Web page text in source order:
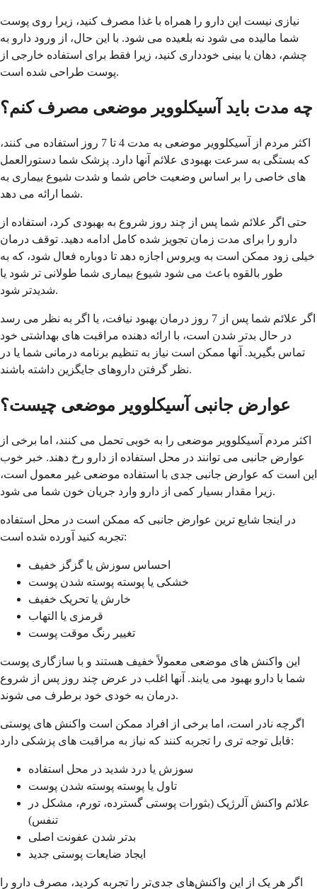
نیازی نیست این دارو را همراه با غذا مصرف کنید، زیرا روی پوست
شما مالیده می شود نه بلعیده می شود. با این حال، از ورود دارو به
چشم، دهان یا بینی خودداری کنید، زیرا فقط برای استفاده خارجی از
پوست طراحی شده است.
چه مدت باید آسیکلوویر موضعی مصرف کنم؟
اکثر مردم از آسیکلوویر موضعی به مدت 4 تا 7 روز استفاده می کنند،
که بستگی به سرعت بهبودی علائم آنها دارد. پزشک شما دستورالعمل
های خاصی را بر اساس وضعیت خاص شما و شدت شیوع بیماری به
شما ارائه می دهد.
حتی اگر علائم شما پس از چند روز شروع به بهبودی کرد، استفاده از
دارو را برای مدت زمان تجویز شده کامل ادامه دهید. توقف درمان
خیلی زود ممکن است به ویروس اجازه دهد تا دوباره فعال شود، که به
طور بالقوه باعث می شود شیوع بیماری شما طولانی تر شود یا
شدیدتر شود.
اگر علائم شما پس از 7 روز درمان بهبود نیافت، یا اگر به نظر می رسد
در حال بدتر شدن است، با ارائه دهنده مراقبت های بهداشتی خود
تماس بگیرید. آنها ممکن است نیاز به تنظیم برنامه درمانی شما یا در
نظر گرفتن داروهای جایگزین داشته باشند.
عوارض جانبی آسیکلوویر موضعی چیست؟
اکثر مردم آسیکلوویر موضعی را به خوبی تحمل می کنند، اما برخی از
عوارض جانبی می توانند در محل استفاده از دارو رخ دهند. خبر خوب
این است که عوارض جانبی جدی با استفاده موضعی غیر معمول است،
زیرا مقدار بسیار کمی از دارو وارد جریان خون شما می شود.
در اینجا شایع ترین عوارض جانبی که ممکن است در محل استفاده
تجربه کنید آورده شده است:
احساس سوزش یا گزگز خفیف
خشکی یا پوسته پوسته شدن پوست
خارش یا تحریک خفیف
قرمزی یا التهاب
تغییر رنگ موقت پوست
این واکنش های موضعی معمولاً خفیف هستند و با سازگاری پوست
شما با دارو بهبود می یابند. آنها اغلب در عرض چند روز پس از شروع
درمان به خودی خود برطرف می شوند.
اگرچه نادر است، اما برخی از افراد ممکن است واکنش های پوستی
قابل توجه تری را تجربه کنند که نیاز به مراقبت های پزشکی دارد:
سوزش یا درد شدید در محل استفاده
تاول یا پوسته پوسته شدن پوست
علائم واکنش آلرژیک (بثورات پوستی گسترده، تورم، مشکل در
تنفس)
بدتر شدن عفونت اصلی
ایجاد ضایعات پوستی جدید
اگر هر یک از این واکنش‌های جدی‌تر را تجربه کردید، مصرف دارو را